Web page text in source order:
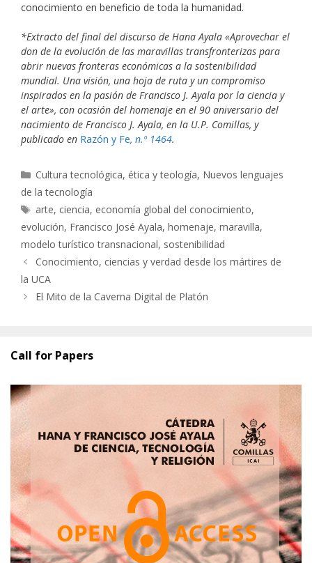
conocimiento en beneficio de toda la humanidad.
*Extracto del final del discurso de Hana Ayala «Aprovechar el
don de la evolución de las maravillas transfronterizas para
abrir nuevas fronteras económicas a la sostenibilidad
mundial. Una visión, una hoja de ruta y un compromiso
inspirados en la pasión de Francisco J. Ayala por la ciencia y
el arte», con ocasión del homenaje en el 90 aniversario del
nacimiento de Francisco J. Ayala, en la U.P. Comillas, y
publicado en Razón y Fe, n.º 1464.
Categorías
Cultura tecnológica, ética y teología, Nuevos lenguajes
de la tecnología
Etiquetas
arte, ciencia, economía global del conocimiento,
evolución, Francisco José Ayala, homenaje, maravilla,
modelo turístico transnacional, sostenibilidad
Conocimiento, ciencias y verdad desde los mártires de
la UCA
El Mito de la Caverna Digital de Platón
Call for Papers